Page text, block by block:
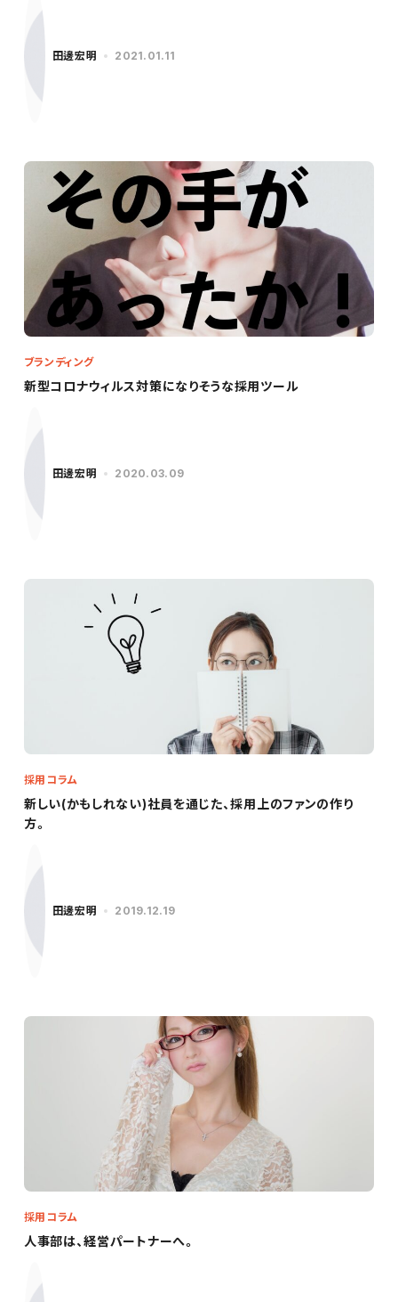
田邊宏明 2021.01.11
新型コロナウィルス対策になりそうな採用ツール
ブランディング
田邊宏明 2020.03.09
新しい(かもしれない)社員を通じた、採用上のファンの作り
方。
採用コラム
田邊宏明 2019.12.19
人事部は、経営パートナーへ。
採用コラム